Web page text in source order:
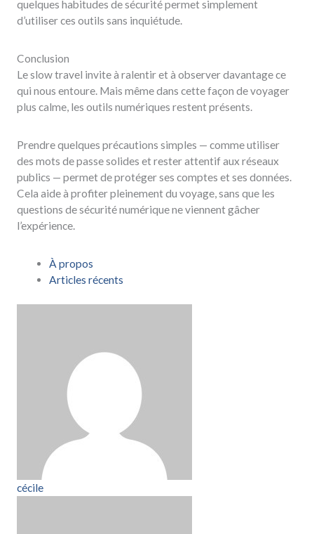
quelques habitudes de sécurité permet simplement
d’utiliser ces outils sans inquiétude.
Conclusion
Le slow travel invite à ralentir et à observer davantage ce
qui nous entoure. Mais même dans cette façon de voyager
plus calme, les outils numériques restent présents.
Prendre quelques précautions simples — comme utiliser
des mots de passe solides et rester attentif aux réseaux
publics — permet de protéger ses comptes et ses données.
Cela aide à profiter pleinement du voyage, sans que les
questions de sécurité numérique ne viennent gâcher
l’expérience.
À propos
Articles récents
cécile